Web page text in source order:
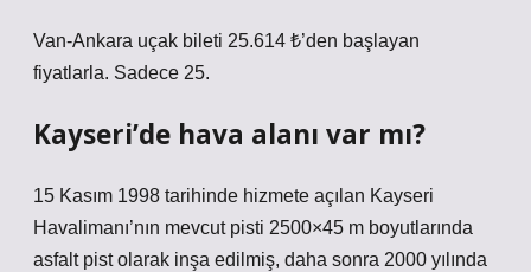
Van-Ankara uçak bileti 25.614 ₺’den başlayan
fiyatlarla. Sadece 25.
Kayseri’de hava alanı var mı?
15 Kasım 1998 tarihinde hizmete açılan Kayseri
Havalimanı’nın mevcut pisti 2500×45 m boyutlarında
asfalt pist olarak inşa edilmiş, daha sonra 2000 yılında